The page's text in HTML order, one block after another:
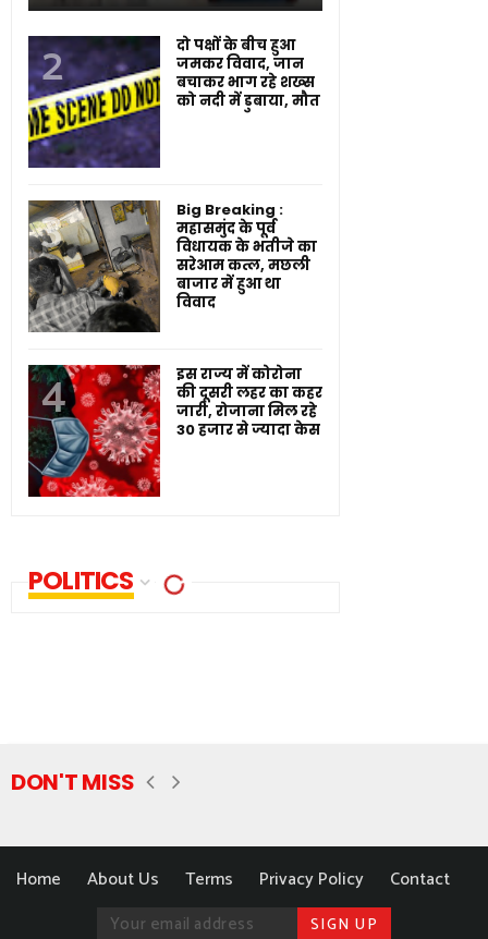
दो पक्षों के बीच हुआ
जमकर विवाद, जान
बचाकर भाग रहे शख्स
को नदी में डुबाया, मौत
Big Breaking :
महासमुंद के पूर्व
विधायक के भतीजे का
सरेआम कत्ल, मछली
बाजार में हुआ था
विवाद
इस राज्य में कोरोना
की दूसरी लहर का कहर
जारी, रोजाना मिल रहे
30 हजार से ज्यादा केस
POLITICS
DON'T MISS
Home About Us Terms Privacy Policy Contact